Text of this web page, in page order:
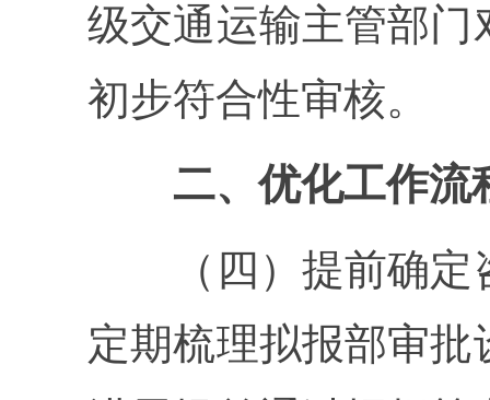
级交通运输主管部
初步符合性审核。
二、优化工作流
（四）提前确定
定期梳理拟报部审